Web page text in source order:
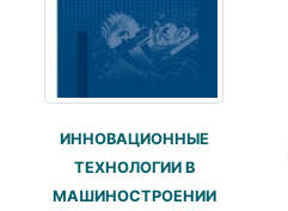
ИННОВАЦИОННЫЕ
ТЕХНОЛОГИИ В
МАШИНОСТРОЕНИИ